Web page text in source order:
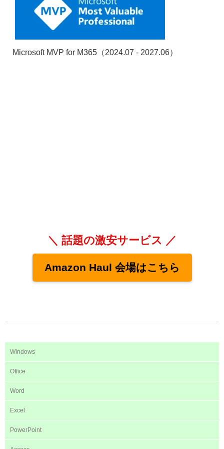
Microsoft MVP for M365（2024.07 - 2027.06）
＼ 話題の激安サービス ／
Amazon Haul 会場はこちら
Windows
Office
Word
Excel
PowerPoint